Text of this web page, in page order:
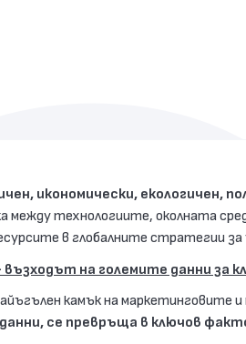
икономически, екологичен,
технологиите, околната
в глобалните стратегии
на големите данни за
камък на
се превръща в ключов